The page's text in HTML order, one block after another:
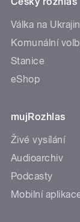
Válka na
Komunální
Stanice
eShop
mujRozhlas
Živé vysílání
Audioarchiv
Podcasty
Mobilní